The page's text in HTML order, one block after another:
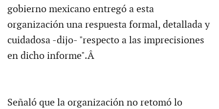
gobierno mexicano entregó a esta
organización una respuesta formal, detallada y
cuidadosa -dijo- "respecto a las imprecisiones
en dicho informe".Â
Señaló que la organización no retomó lo